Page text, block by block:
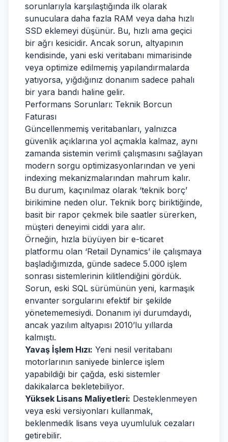
sorunlarıyla karşılaştığında ilk olarak
sunuculara daha fazla RAM veya daha hızlı
SSD eklemeyi düşünür. Bu, hızlı ama geçici
bir ağrı kesicidir. Ancak sorun, altyapının
kendisinde, yani eski veritabanı mimarisinde
veya optimize edilmemiş yapılandırmalarda
yatıyorsa, yığdığınız donanım sadece pahalı
bir yara bandı haline gelir.
Performans Sorunları: Teknik Borcun
Faturası
Güncellenmemiş veritabanları, yalnızca
güvenlik açıklarına yol açmakla kalmaz, aynı
zamanda sistemin verimli çalışmasını sağlayan
modern sorgu optimizasyonlarından ve yeni
indexing mekanizmalarından mahrum kalır.
Bu durum, kaçınılmaz olarak ‘teknik borç’
birikimine neden olur. Teknik borç biriktiğinde,
basit bir rapor çekmek bile saatler sürerken,
müşteri deneyimi ciddi yara alır.
Örneğin, hızla büyüyen bir e-ticaret
platformu olan ‘Retail Dynamics’ ile çalışmaya
başladığımızda, günde sadece 5.000 işlem
sonrası sistemlerinin kilitlendiğini gördük.
Sorun, eski SQL sürümünün yeni, karmaşık
envanter sorgularını efektif bir şekilde
yönetememesiydi. Donanım iyi durumdaydı,
ancak yazılım altyapısı 2010’lu yıllarda
kalmıştı.
Yavaş İşlem Hızı: Yeni nesil veritabanı
motorlarının saniyede binlerce işlem
yapabildiği bir çağda, eski sistemler
dakikalarca bekletebiliyor.
Yüksek Lisans Maliyetleri: Desteklenmeyen
veya eski versiyonları kullanmak,
beklenmedik lisans veya uyumluluk cezaları
getirebilir.